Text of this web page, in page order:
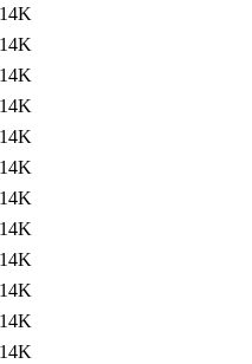
14K
14K
14K
14K
14K
14K
14K
14K
14K
14K
14K
14K